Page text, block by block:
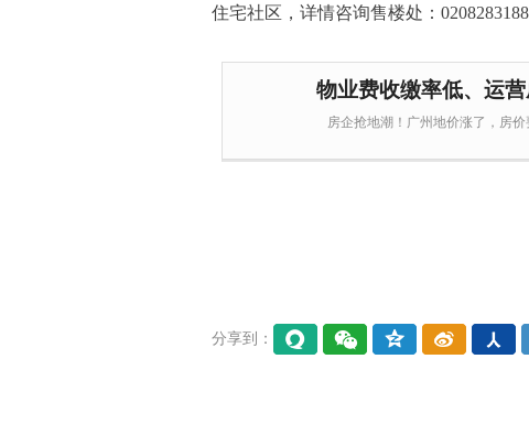
住宅社区，详情咨询售楼处：
物业费收缴率低、运
房企抢地潮！广州地价涨了，房价
分享到：